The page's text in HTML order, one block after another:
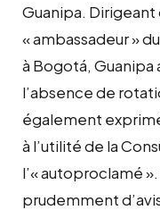
Guanipa. Dirigeant
« ambassadeur »
à Bogotá, Guanipa
l’absence de
également
à l’utilité de la
l’« autoproclamé
prudemment